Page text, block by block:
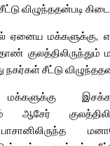
விழுந்ததன்படி
ஏனைய மக்களுக்கு,
தாண்
நகர்கள் சீட்டு
ஆசேர்
பாசானிலிருந்த